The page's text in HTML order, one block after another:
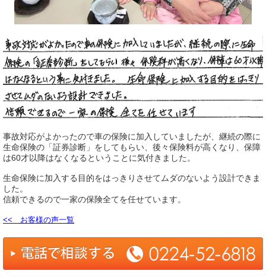
事故対応がよかったので車の保険に加入していましたが、継続の際に
生命保険の「証券診断」をしてもらい、後々保険料が高くなり、保障
は60才以降はなくなるということに気付きました。
生命保険に加入する目的をはっきりさせてムダのないよう設計できま
した。
信頼できるので一家の保険全てを任せています。
<< お客様の声一覧